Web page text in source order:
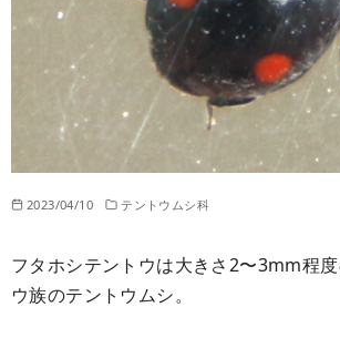
2023/04/10 テントウムシ科
フタホシテントウは大きさ2〜3mm程
ウ族のテントウムシ。